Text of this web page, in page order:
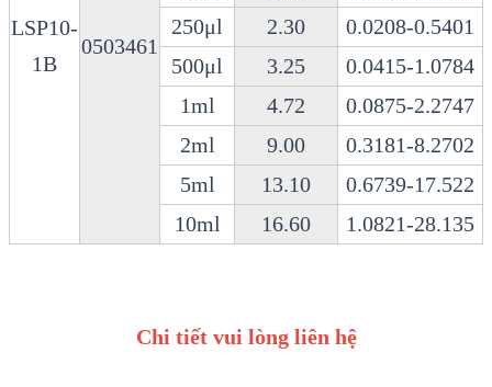
LSP10-
1B
0503461
250μl
2.30
0.0208-0.5401
500μl
3.25
0.0415-1.0784
1ml
4.72
0.0875-2.2747
2ml
9.00
0.3181-8.2702
5ml
13.10
0.6739-17.522
10ml
16.60 1.0821-28.135
Chi tiết vui lòng liên hệ